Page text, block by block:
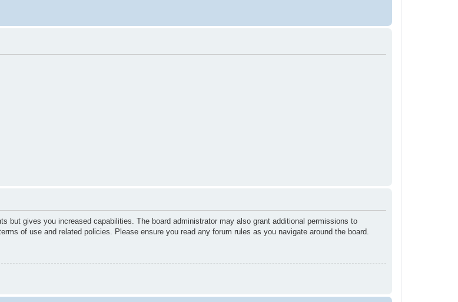
but gives you increased capabilities. The board administrator may also grant additional permissions to
of use and related policies. Please ensure you read any forum rules as you navigate around the board.